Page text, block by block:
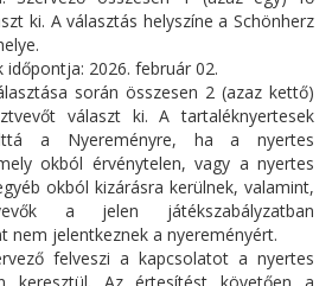
ki. A választás helyszíne a Schönherz
időpontja: 2026. február 02.
során összesen 2 (azaz kettő)
választ ki. A tartaléknyertesek
a Nyereményre, ha a nyertes
okból érvénytelen, vagy a nyertes
okból kizárásra kerülnek, valamint,
a jelen játékszabályzatban
nem jelentkeznek a nyereményért.
felveszi a kapcsolatot a nyertes